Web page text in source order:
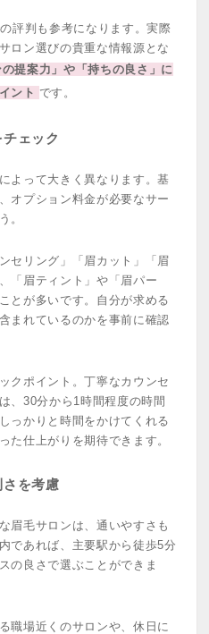
評判も参考になります。実際
ロン選びの貴重な情報源とな
の提案力」や「持ちの良さ」に
ント です。
ェック
よって大きく異なります。基
オプション料金が必要なサー
。
セリング」「眉カット」「眉
「眉ティント」や「眉パー
とが多いです。自分が求める
まれているのかを事前に確認
クポイント。丁寧なカウンセ
、30分から1時間程度の時間
っかりと時間をかけてくれる
た仕上がりを期待できます。
を考慮
眉毛サロンは、通いやすさも
であれば、主要駅から徒歩5分
の良さで選ぶことができま
職場近くのサロンや、休日に